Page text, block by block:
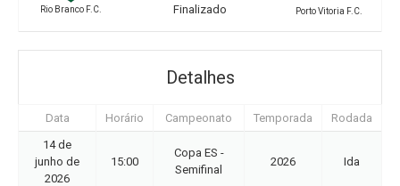
Rio Branco F.C. Porto Vitoria F.C.
Finalizado
Detalhes
Data Horário Campeonato Temporada
Rodada
14 de
junho de
2026
15:00
Copa ES -
Semifinal
2026 Ida